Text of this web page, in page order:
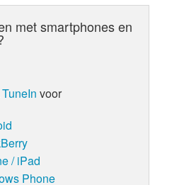
met smartphones en
TuneIn voor
/ iPad
Phone